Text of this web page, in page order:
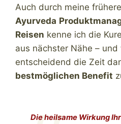
Auch durch meine
Ayurveda
Reisen kenne ich die
aus nächster Nähe – und
entscheidend die Zeit
bestmöglichen Benefit
Die heilsame Wirkung